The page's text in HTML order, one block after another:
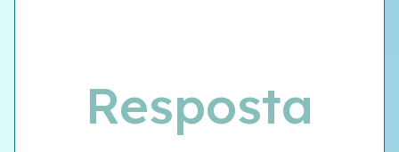
Resposta